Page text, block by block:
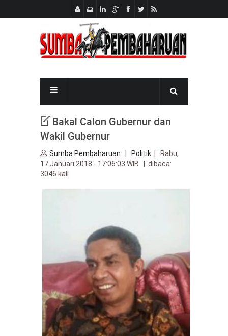
Bakal Calon Gubernur dan
Wakil Gubernur
Sumba Pembaharuan Politik | Rabu,
17 Januari 2018 - 17:06:03 WIB | dibaca:
3046 kali